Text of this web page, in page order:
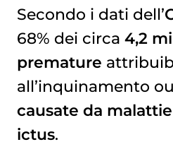
Secondo i dati dell’
68% dei circa 4,2
premature
all’inquinamento
causate da
ictus.